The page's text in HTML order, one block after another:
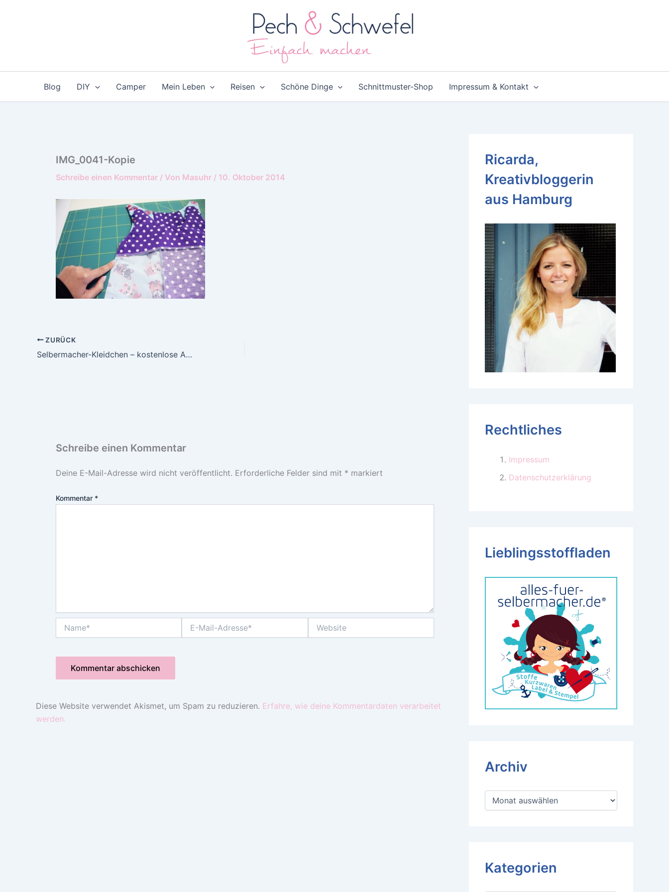
Blog DIY Camper Mein Leben Reisen Schöne Dinge Schnittmuster-Shop Impressum & Kontakt
IMG_0041-Kopie
Schreibe einen Kommentar / Von Masuhr / 10. Oktober 2014
ZURÜCK
Selbermacher-Kleidchen – kostenlose Anleitung wie man ein Kleid nähen kann
Schreibe einen Kommentar
Deine E-Mail-Adresse wird nicht veröffentlicht. Erforderliche Felder sind mit * markiert
Kommentar *
Mail-
Diese Website verwendet Akismet, um Spam zu reduzieren. Erfahre, wie deine Kommentardaten verarbeitet
werden.
Ricarda,
Kreativbloggerin
aus Hamburg
Rechtliches
Impressum
Datenschutzerklärung
Lieblingsstoffladen
Archiv
A
Kategorien